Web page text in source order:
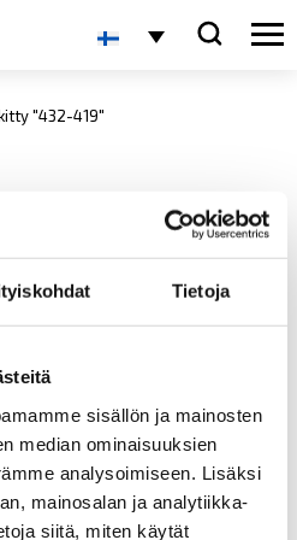
Tietoja
sisällön ja mainosten
median ominaisuuksien
analysoimiseen. Lisäksi
mainosalan ja analytiikka-
siitä, miten käytät
"432-419"
Krokar special
för dragtester
LUE LISÄÄ